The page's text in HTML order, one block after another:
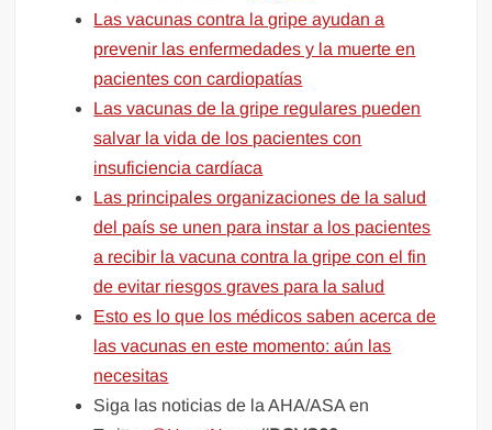
Las vacunas contra la gripe ayudan a
prevenir las enfermedades y la muerte en
pacientes con cardiopatías
Las vacunas de la gripe regulares pueden
salvar la vida de los pacientes con
insuficiencia cardíaca
Las principales organizaciones de la salud
del país se unen para instar a los pacientes
a recibir la vacuna contra la gripe con el fin
de evitar riesgos graves para la salud
Esto es lo que los médicos saben acerca de
las vacunas en este momento: aún las
necesitas
Siga las noticias de la AHA/ASA en